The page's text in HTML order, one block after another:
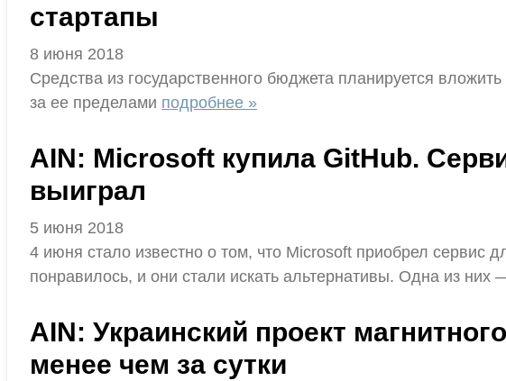
стартапы
8 июня 2018
Средства из государственного бюджета планируется
за ее пределами подробнее »
AIN: Microsoft купила GitHub.
выиграл
5 июня 2018
4 июня стало известно о том, что Microsoft приобрел сервис
понравилось, и они стали искать альтернативы. Одна из
AIN: Украинский проект
менее чем за сутки